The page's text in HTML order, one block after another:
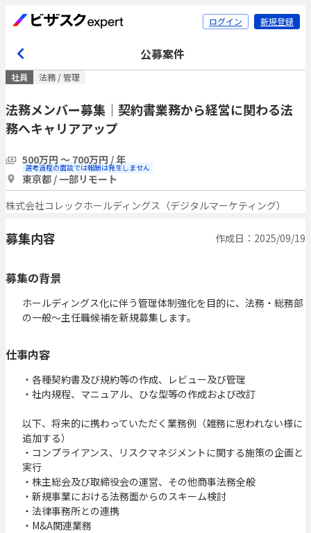
ログイン 新規登録
公募案件
社員 法務 / 管理
法務メンバー募集｜契約書業務から経営に関わる法
務へキャリアアップ
500万円 〜 700万円 / 年
選考過程の面談では報酬は発生しません
東京都 / 一部リモート
株式会社コレックホールディングス（デジタルマーケティング）
募集内容 作成日：2025/09/19
募集の背景
ホールディングス化に伴う管理体制強化を目的に、法務・総務部
の一般～主任職候補を新規募集します。
仕事内容
・各種契約書及び規約等の作成、レビュー及び管理
・社内規程、マニュアル、ひな型等の作成および改訂
以下、将来的に携わっていただく業務例（雑務に思われない様に
追加する）
・コンプライアンス、リスクマネジメントに関する施策の企画と
実行
・株主総会及び取締役会の運営、その他商事法務全般
・新規事業における法務面からのスキーム検討
・法律事務所との連携
・M&A関連業務